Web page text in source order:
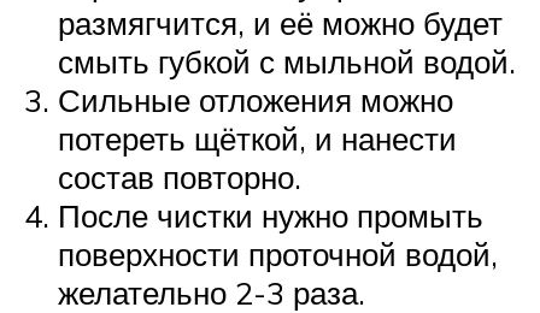
размягчится, и её можно будет
смыть губкой с мыльной водой.
Сильные отложения можно
потереть щёткой, и нанести
состав повторно.
После чистки нужно промыть
поверхности проточной водой,
желательно 2-3 раза.